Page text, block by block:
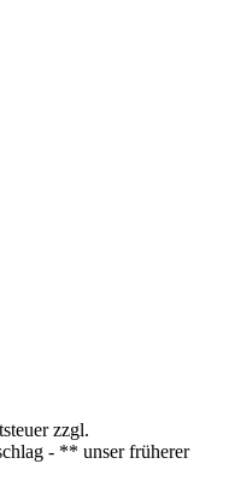
zzgl.
- ** unser früherer